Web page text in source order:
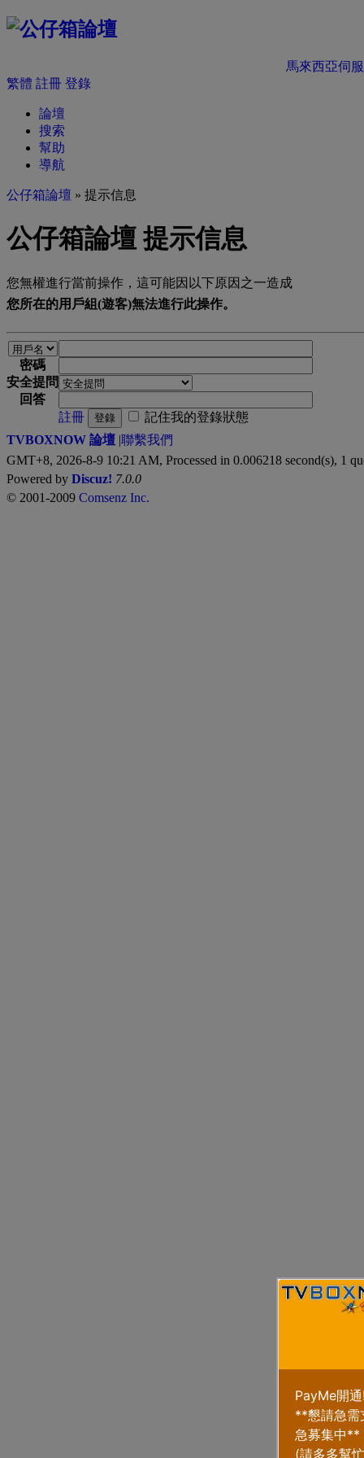
馬來西亞伺
繁體 註冊 登錄
論壇
搜索
幫助
導航
公仔箱論壇 » 提示信息
公仔箱論壇 提示信息
您無權進行當前操作，這可能因以下原因之一造成
您所在的用戶組(遊客)無法進行此操作。
密碼
安全提問
回答
註冊
登錄
記住我的登錄狀態
TVBOXNOW 論壇 |聯繫我們
GMT+8, 2026-8-9 10:21 AM, Processed in 0.006218 second(s), 1
Powered by Discuz! 7.0.0
© 2001-2009 Comsenz Inc.